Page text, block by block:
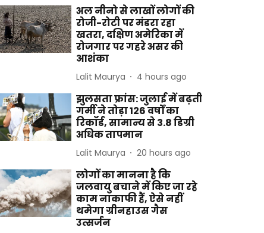
अल नीनो से लाखों लोगों की
रोजी-रोटी पर मंडरा रहा
खतरा, दक्षिण अमेरिका में
रोजगार पर गहरे असर की
आशंका
Lalit Maurya 4 hours ago
झुलसता फ्रांस: जुलाई में बढ़ती
गर्मी ने तोड़ा 126 वर्षों का
रिकॉर्ड, सामान्य से 3.8 डिग्री
अधिक तापमान
Lalit Maurya 20 hours ago
लोगों का मानना है कि
जलवायु बचाने में किए जा रहे
काम नाकाफी हैं, ऐसे नहीं
थमेगा ग्रीनहाउस गैस
उत्सर्जन